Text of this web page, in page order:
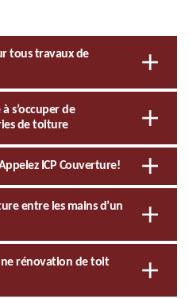
tous travaux de
s’occuper de
de toiture
ICP Couverture!
entre les mains d’un
rénovation de toit